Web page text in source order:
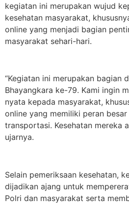
kegiatan ini merupakan wujud
kesehatan masyarakat,
online yang menjadi bagian
masyarakat sehari-hari.
“Kegiatan ini merupakan bagian
Bhayangkara ke-79. Kami ingin
nyata kepada masyarakat,
online yang memiliki peran
transportasi. Kesehatan mereka
ujarnya.
Selain pemeriksaan kesehatan,
dijadikan ajang untuk
Polri dan masyarakat serta